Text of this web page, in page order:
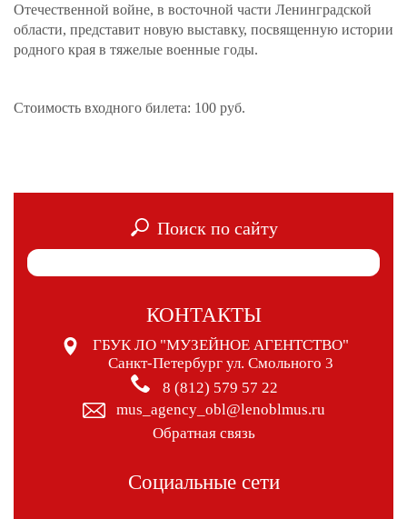
Отечественной войне, в восточной части Ленинградской
области, представит новую выставку, посвященную истории
родного края в тяжелые военные годы.
Стоимость входного билета: 100 руб.
Поиск по сайту
КОНТАКТЫ
ГБУК ЛО "МУЗЕЙНОЕ АГЕНТСТВО"
Санкт-Петербург ул. Смольного 3
8 (812) 579 57 22
mus_agency_obl@lenoblmus.ru
Обратная связь
Социальные сети